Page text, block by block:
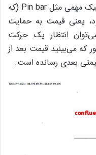
اگر در چنین موقعیتی، الگوی کندل استیک مهمی مثل Pin bar (که
یعنی قیمت به حمایت
انتظار یک حرکت
می‌بینید قیمت بعد از